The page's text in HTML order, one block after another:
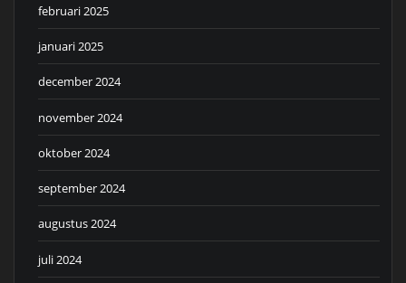
februari 2025
januari 2025
december 2024
november 2024
oktober 2024
september 2024
augustus 2024
juli 2024